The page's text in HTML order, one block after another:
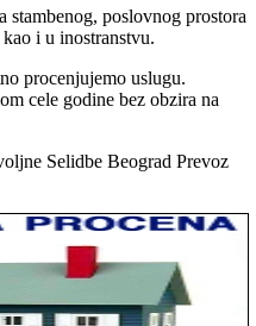
stambenog, poslovnog prostora
i u inostranstvu.
procenjujemo uslugu.
cele godine bez obzira na